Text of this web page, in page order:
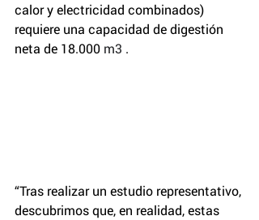
calor y electricidad combinados)
requiere una capacidad de digestión
neta de 18.000 m3 .
“Tras realizar un estudio representativo,
descubrimos que, en realidad, estas